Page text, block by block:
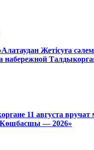
Жетісуға
набережной
11 августа
— 2026»